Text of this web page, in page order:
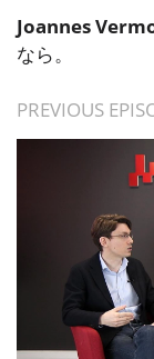
Joannes
なら。
PREVIOUS